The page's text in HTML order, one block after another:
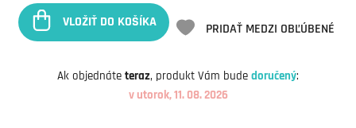
VLOŽIŤ DO KOŠÍKA PRIDAŤ MEDZI OBĽÚBENÉ
Ak objednáte teraz, produkt Vám bude doručený:
v utorok, 11. 08. 2026